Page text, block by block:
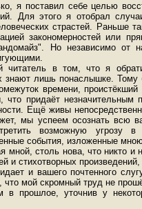
я поставил себе целью
Для этого я отобрал
страстей. Раньше
закономерностей или
Но независимо от
читатель в том, что я
знают лишь понаслышке.
времени,
придаёт незначительным
Ещё живы
мы успеем осознать всю
возможную угрозу
события, изложенные
мной, столь нова, что никто
и стихотворных
и вашего почтенного
что мой скромный труд не
в прошлое, уточнив у